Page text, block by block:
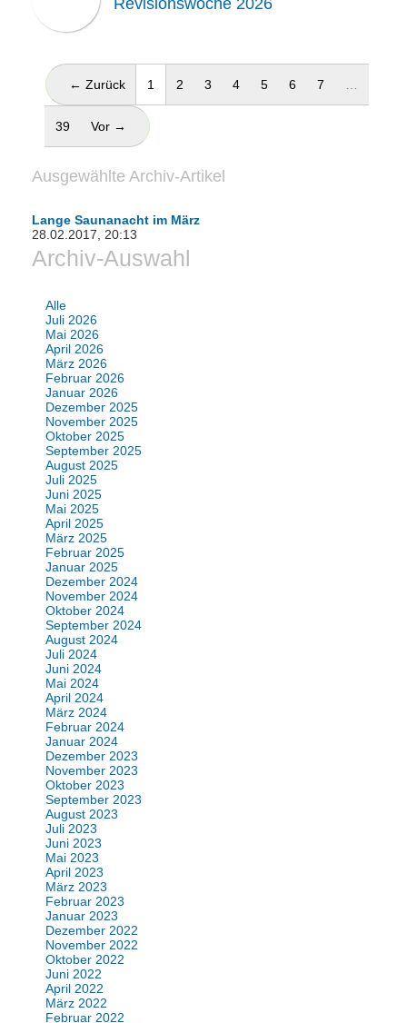
Revisionswoche 2026
← Zurück 1 (aktuell)
2 3 4 5 6 7
39 Vor →
Ausgewählte Archiv-Artikel
Lange Saunanacht im März
28.02.2017, 20:13
Archiv-Auswahl
Alle
Juli 2026
Mai 2026
April 2026
März 2026
Februar 2026
Januar 2026
Dezember 2025
November 2025
Oktober 2025
September 2025
August 2025
Juli 2025
Juni 2025
Mai 2025
April 2025
März 2025
Februar 2025
Januar 2025
Dezember 2024
November 2024
Oktober 2024
September 2024
August 2024
Juli 2024
Juni 2024
Mai 2024
April 2024
März 2024
Februar 2024
Januar 2024
Dezember 2023
November 2023
Oktober 2023
September 2023
August 2023
Juli 2023
Juni 2023
Mai 2023
April 2023
März 2023
Februar 2023
Januar 2023
Dezember 2022
November 2022
Oktober 2022
Juni 2022
April 2022
März 2022
Februar 2022